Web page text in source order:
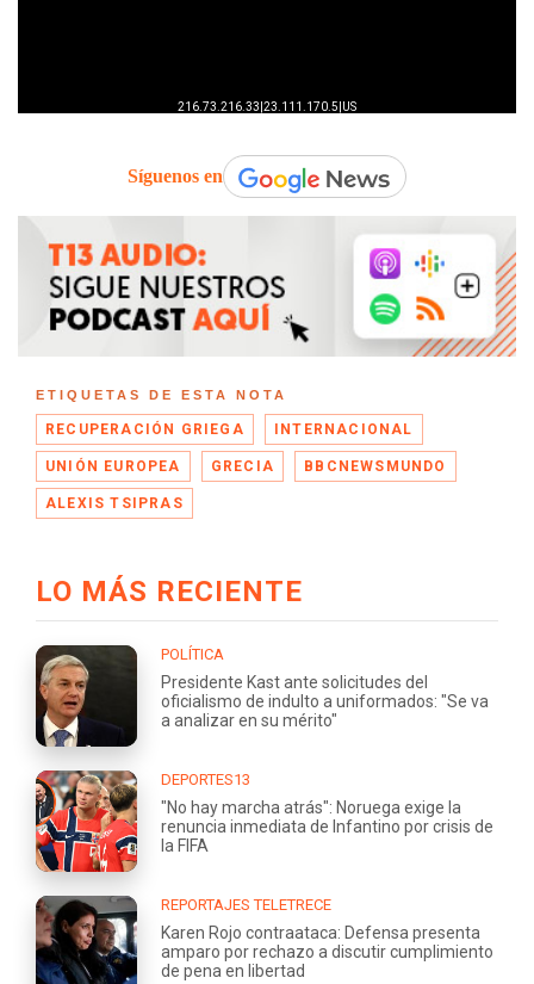
Síguenos en
ETIQUETAS DE ESTA NOTA
RECUPERACIÓN GRIEGA INTERNACIONAL
UNIÓN EUROPEA GRECIA BBCNEWSMUNDO
ALEXIS TSIPRAS
LO MÁS RECIENTE
POLÍTICA
Presidente Kast ante solicitudes del
oficialismo de indulto a uniformados: "Se va
a analizar en su mérito"
DEPORTES13
"No hay marcha atrás": Noruega exige la
renuncia inmediata de Infantino por crisis de
la FIFA
REPORTAJES TELETRECE
Karen Rojo contraataca: Defensa presenta
amparo por rechazo a discutir cumplimiento
de pena en libertad